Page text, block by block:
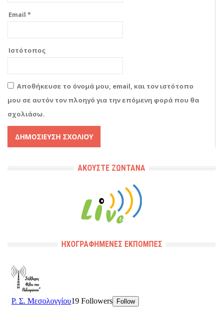
Email *
Ιστότοπος
Αποθήκευσε το όνομά μου, email, και τον ιστότοπο
μου σε αυτόν τον πλοηγό για την επόμενη φορά που θα
σχολιάσω.
ΑΚΟΎΣΤΕ ΖΩΝΤΑΝΆ
ΗΧΟΓΡΑΦΗΜΈΝΕΣ ΕΚΠΟΜΠΈΣ